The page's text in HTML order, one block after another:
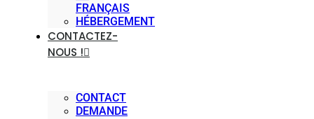
FRANÇAIS
HÉBERGEMENT
CONTACTEZ-
NOUS !
CONTACT
DEMANDE